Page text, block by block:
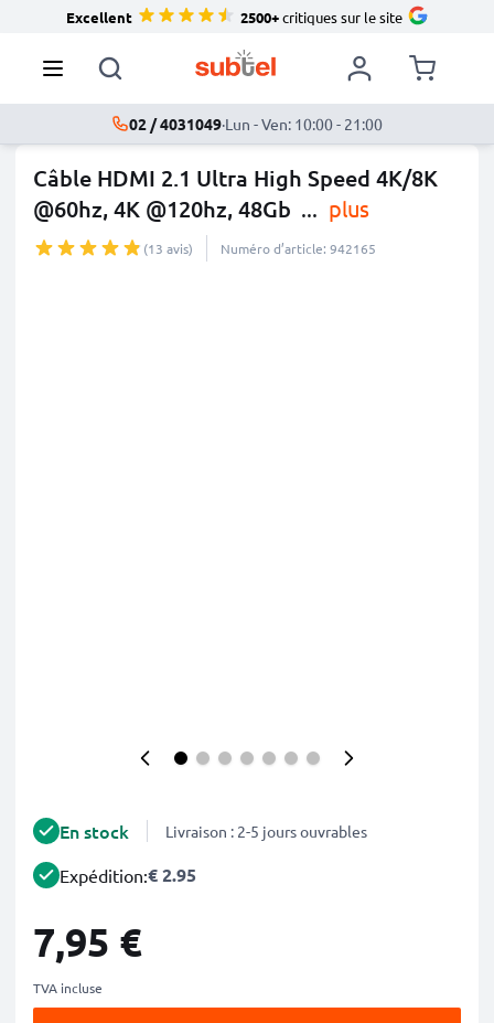
Excellent 2500+critiques sur le site
02 / 4031049·Lun - Ven: 10:00 - 21:00
Câble HDMI 2.1 Ultra High Speed 4K/8K
@60hz, 4K @120hz, 48Gb ... plus
(13 avis) Numéro d’article: 942165
En stock Livraison : 2-5 jours ouvrables
Expédition:€ 2.95
7,95 €
TVA incluse